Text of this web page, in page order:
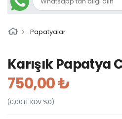
Papatyalar
Karışık Papatya
750,00 ₺
(0,00TL KDV %0)